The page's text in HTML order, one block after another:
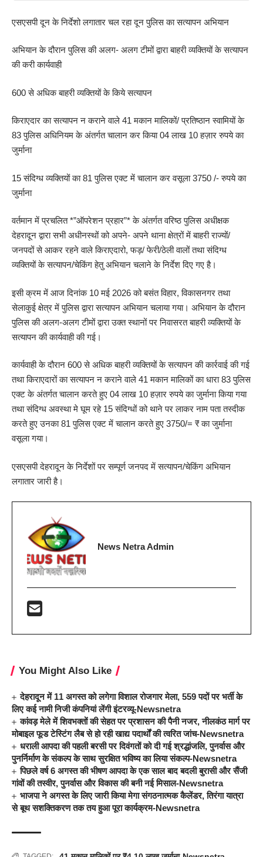
एसएसपी दून के निर्देशो लगातार चल रहा दून पुलिस का सत्यापन अभियान
अभियान के दौरान पुलिस की अलग- अलग टीमों द्वारा बाहरी व्यक्तियों के सत्यापन
की करी कार्यवाही
600 से अधिक बाहरी व्यक्तियों के किये सत्यापन
किराएदार का सत्यापन न कराने वाले 41 मकान मालिकों/ प्रतिष्ठान स्वामियों के
83 पुलिस अधिनियम के अंतर्गत चालान कर किया 04 लाख 10 हज़ार रुपये का
जुर्माना
15 संदिग्ध व्यक्तियों का 81 पुलिस एक्ट में चालान कर वसूला 3750 /- रुपये का
जुर्माना
वर्तमान में प्रचलित *”ऑपरेशन प्रहार”* के अंतर्गत वरिष्ठ पुलिस अधीक्षक
देहरादून द्वारा सभी अधीनस्थों को अपने- अपने थाना क्षेत्रों में बाहरी राज्यों/
जनपदों से आकर रहने वाले किराएदारो, फड़/ फेरी/ठेली वालों तथा संदिग्ध
व्यक्तियों के सत्यापन/चेकिंग हेतु अभियान चलाने के निर्देश दिए गए है।
इसी क्रम में आज दिनांक 10 मई 2026 को बसंत विहार, विकासनगर तथा
सेलाकुई क्षेत्र में पुलिस द्वारा सत्यापन अभियान चलाया गया। अभियान के दौरान
पुलिस की अलग-अलग टीमों द्वारा उक्त स्थानों पर निवासरत बाहरी व्यक्तियों के
सत्यापन की कार्यवाही की गई।
कार्यवाही के दौरान 600 से अधिक बाहरी व्यक्तियों के सत्यापन की कार्रवाई की गई
तथा किराएदारों का सत्यापन न कराने वाले 41 मकान मालिकों का धारा 83 पुलिस
एक्ट के अंतर्गत चालान करते हुए 04 लाख 10 हज़ार रुपये का जुर्माना किया गया
तथा संदिग्ध अवस्था मे घूम रहे 15 संदिग्धों को थाने पर लाकर नाम पता तस्दीक
करते हुए उनका 81 पुलिस एक्ट में चालान करते हुए 3750/= ₹ का जुर्माना
वसूला गया।
एसएसपी देहरादून के निर्देशों पर सम्पूर्ण जनपद में सत्यापन/चेकिंग अभियान
लगातार जारी है।
News Netra Admin
You Might Also Like
देहरादून में 11 अगस्त को लगेगा विशाल रोजगार मेला, 559 पदों पर भर्ती के
लिए कई नामी निजी कंपनियां लेंगी इंटरव्यू-Newsnetra
कांवड़ मेले में शिवभक्तों की सेहत पर प्रशासन की पैनी नजर, नीलकंठ मार्ग पर
मोबाइल फूड टेस्टिंग लैब से हो रही खाद्य पदार्थों की त्वरित जांच-Newsnetra
धराली आपदा की पहली बरसी पर दिवंगतों को दी गई श्रद्धांजलि, पुनर्वास और
पुनर्निर्माण के संकल्प के साथ सुरक्षित भविष्य का लिया संकल्प-Newsnetra
पिछले वर्ष 6 अगस्त की भीषण आपदा के एक साल बाद बदली बुरासी और सैंजी
गांवों की तस्वीर, पुनर्वास और विकास की बनी नई मिसाल-Newsnetra
भाजपा ने अगस्त के लिए जारी किया मेगा संगठनात्मक कैलेंडर, तिरंगा यात्रा
से बूथ सशक्तिकरण तक तय हुआ पूरा कार्यक्रम-Newsnetra